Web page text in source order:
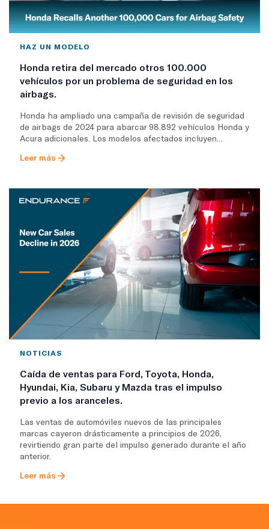
HAZ UN MODELO
Honda retira del mercado otros 100.000
vehículos por un problema de seguridad en los
airbags.
Honda ha ampliado una campaña de revisión de seguridad
de airbags de 2024 para abarcar 98.892 vehículos Honda y
Acura adicionales. Los modelos afectados incluyen...
Leer más
NOTICIAS
Caída de ventas para Ford, Toyota, Honda,
Hyundai, Kia, Subaru y Mazda tras el impulso
previo a los aranceles.
Las ventas de automóviles nuevos de las principales
marcas cayeron drásticamente a principios de 2026,
revirtiendo gran parte del impulso generado durante el año
anterior.
Leer más